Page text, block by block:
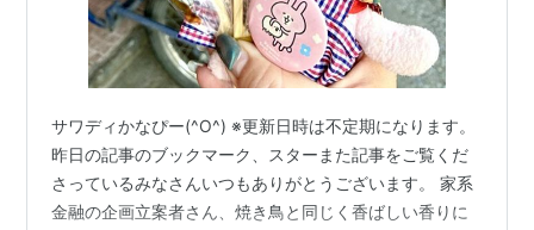
サワディかなぴー(^O^) ※更新日時は不定期になります。
昨日の記事のブックマーク、スターまた記事をご覧くだ
さっているみなさんいつもありがとうございます。 家系
金融の企画立案者さん、焼き鳥と同じく香ばしい香りに